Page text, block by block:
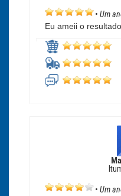
• Um
Eu ameii o resultado
• Um